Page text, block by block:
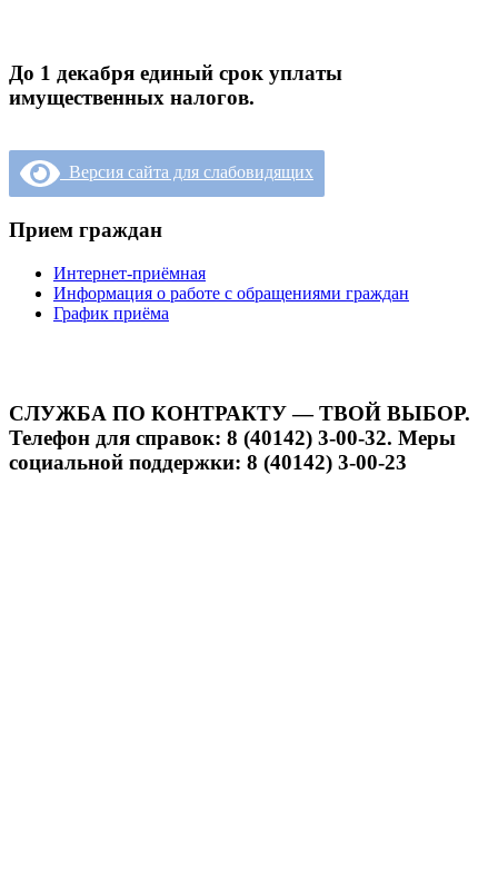
До 1 декабря единый срок уплаты
имущественных налогов.
Версия сайта для слабовидящих
Прием граждан
Интернет-приёмная
Информация о работе с обращениями граждан
График приёма
СЛУЖБА ПО КОНТРАКТУ — ТВОЙ ВЫБОР.
Телефон для справок: 8 (40142) 3-00-32. Меры
социальной поддержки: 8 (40142) 3-00-23